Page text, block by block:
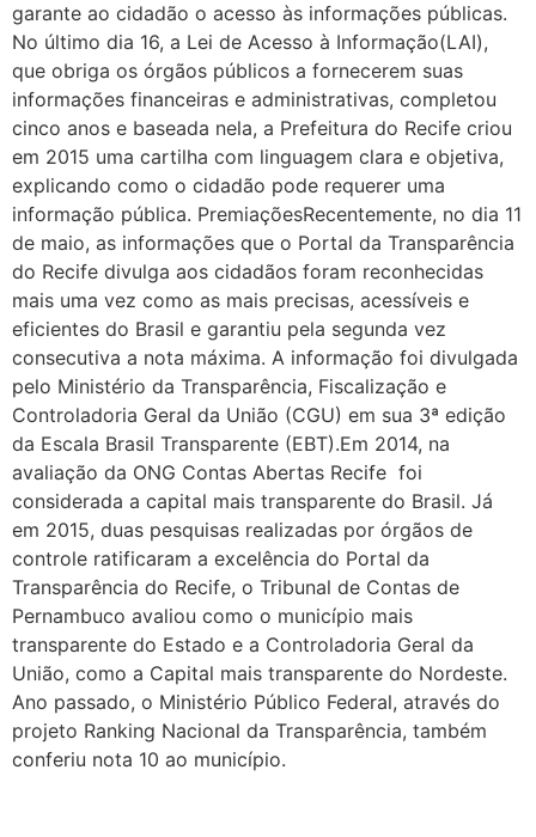
garante ao cidadão o acesso às informações públicas.
No último dia 16, a Lei de Acesso à Informação(LAI),
que obriga os órgãos públicos a fornecerem suas
informações financeiras e administrativas, completou
cinco anos e baseada nela, a Prefeitura do Recife criou
em 2015 uma cartilha com linguagem clara e objetiva,
explicando como o cidadão pode requerer uma
informação pública. PremiaçõesRecentemente, no dia 11
de maio, as informações que o Portal da Transparência
do Recife divulga aos cidadãos foram reconhecidas
mais uma vez como as mais precisas, acessíveis e
eficientes do Brasil e garantiu pela segunda vez
consecutiva a nota máxima. A informação foi divulgada
pelo Ministério da Transparência, Fiscalização e
Controladoria Geral da União (CGU) em sua 3ª edição
da Escala Brasil Transparente (EBT).Em 2014, na
avaliação da ONG Contas Abertas Recife foi
considerada a capital mais transparente do Brasil. Já
em 2015, duas pesquisas realizadas por órgãos de
controle ratificaram a excelência do Portal da
Transparência do Recife, o Tribunal de Contas de
Pernambuco avaliou como o município mais
transparente do Estado e a Controladoria Geral da
União, como a Capital mais transparente do Nordeste.
Ano passado, o Ministério Público Federal, através do
projeto Ranking Nacional da Transparência, também
conferiu nota 10 ao município.